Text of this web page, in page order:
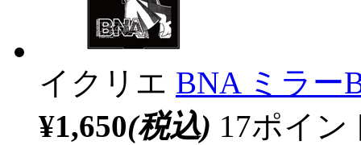
イクリエ BNA ミラー
¥1,650(税込) 17ポイ